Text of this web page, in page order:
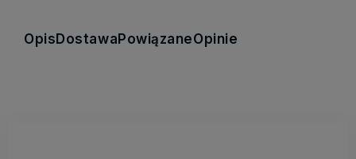
OpisDostawaPowiązaneOpinie